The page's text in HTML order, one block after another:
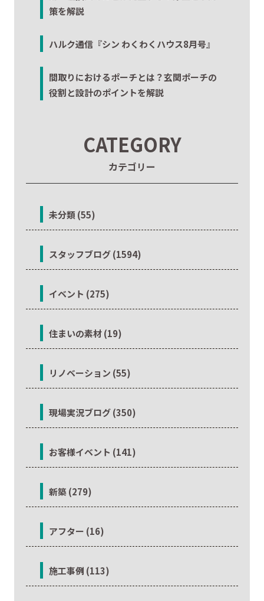
策を解説
ハルク通信『シン わくわくハウス8月号』
間取りにおけるポーチとは？玄関ポーチの
役割と設計のポイントを解説
CATEGORY
カテゴリー
未分類 (55)
スタッフブログ (1594)
イベント (275)
住まいの素材 (19)
リノベーション (55)
現場実況ブログ (350)
お客様イベント (141)
新築 (279)
アフター (16)
施工事例 (113)